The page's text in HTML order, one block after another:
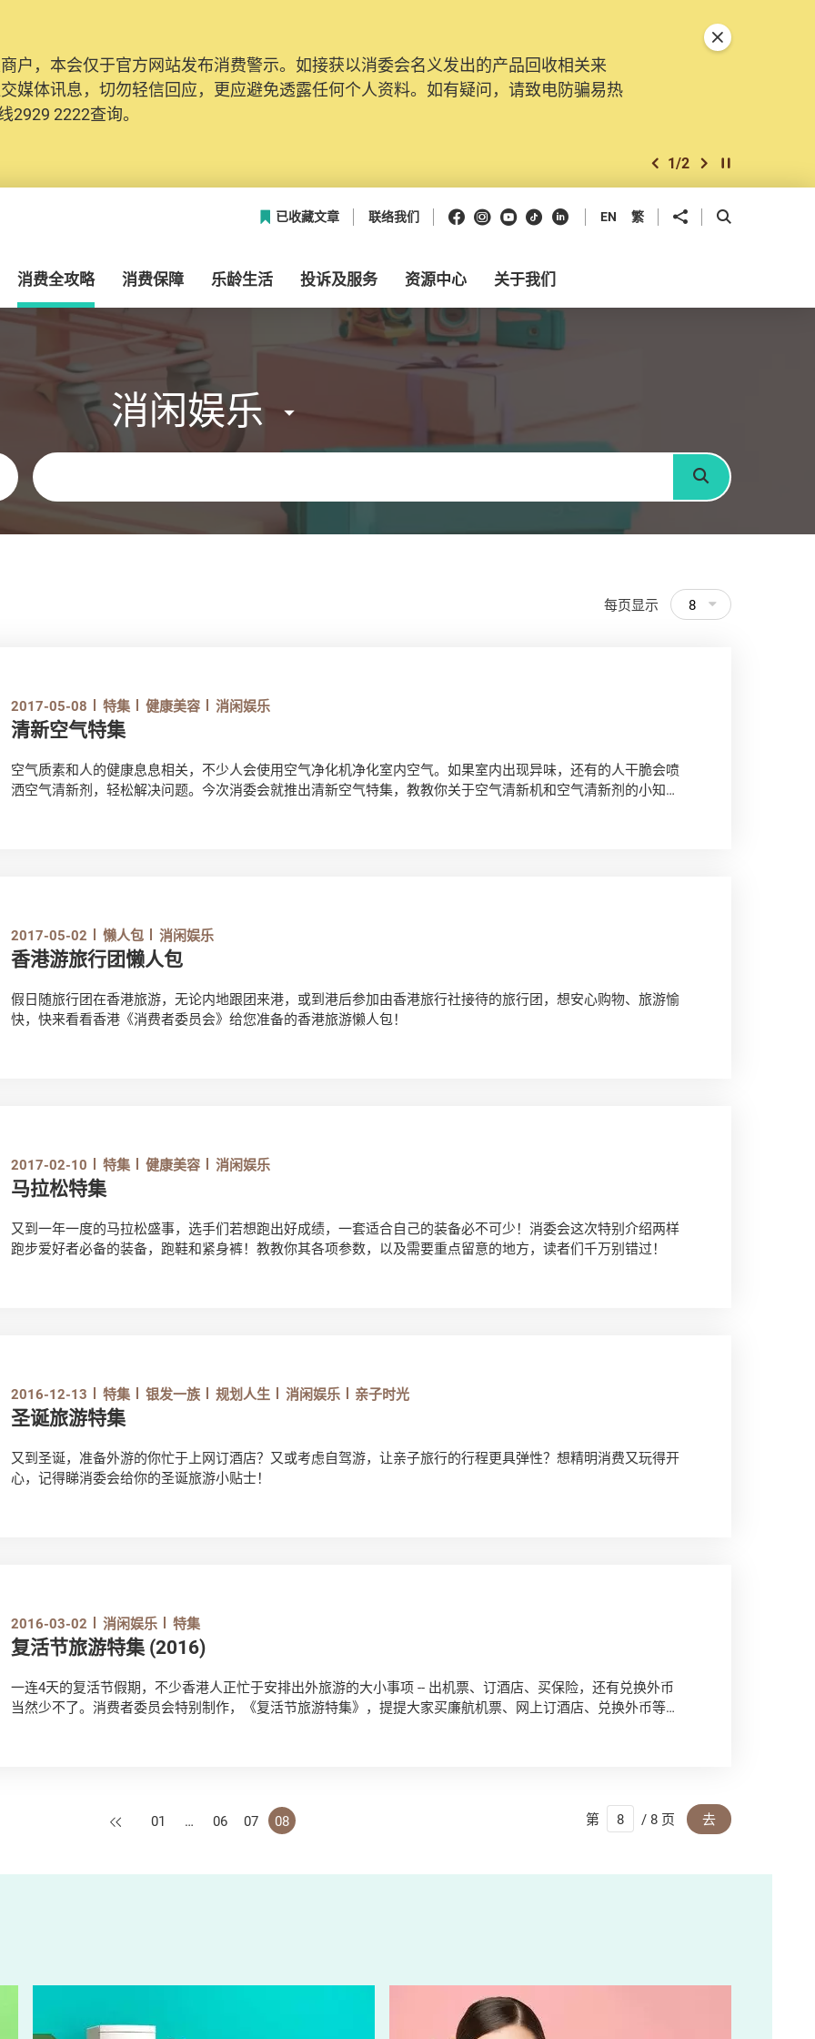
户，本会仅于官方网站发布消费警示。如接获以消委会名义发出的产品回收相关来
媒体讯息，切勿轻信回应，更应避免透露任何个人资料。如有疑问，请致电防骗易热
2929 2222查询。
上一个
1/2 下一个开始/暂停幻灯
关闭特別通告
已收藏文章 联络我们 Facebook
Instagram
Youtube
抖音领英 EN 繁 分享到 开启搜寻框
消费全攻略 消费保障 乐龄生活 投诉及服务 资源中心 关于我们
消闲娱乐
关键字
搜寻
每页显示 8
2017-05-08 特集 健康美容 消闲娱乐
清新空气特集
空气质素和人的健康息息相关，不少人会使用空气净化机净化室内空气。如果室内出现异味，还有的人干脆会喷
洒空气清新剂，轻松解决问题。今次消委会就推出清新空气特集，教教你关于空气清新机和空气清新剂的小知
2017-05-02 懒人包 消闲娱乐
香港游旅行团懒人包
假日随旅行团在香港旅游，无论内地跟团来港，或到港后参加由香港旅行社接待的旅行团，想安心购物、旅游愉
快，快来看看香港《消费者委员会》给您准备的香港旅游懒人包！
2017-02-10 特集 健康美容 消闲娱乐
马拉松特集
又到一年一度的马拉松盛事，选手们若想跑出好成绩，一套适合自己的装备必不可少！消委会这次特别介绍两样
跑步爱好者必备的装备，跑鞋和紧身裤！教教你其各项参数，以及需要重点留意的地方，读者们千万别错过！
2016-12-13 特集 银发一族 规划人生 消闲娱乐 亲子时光
圣诞旅游特集
又到圣诞，准备外游的你忙于上网订酒店？又或考虑自驾游，让亲子旅行的行程更具弹性？想精明消费又玩得开
心，记得睇消委会给你的圣诞旅游小贴士！
2016-03-02 消闲娱乐 特集
复活节旅游特集 (2016)
一连4天的复活节假期，不少香港人正忙于安排出外旅游的大小事项 -- 出机票、订酒店、买保险，还有兑换外币
当然少不了。消费者委员会特别制作，《复活节旅游特集》，提提大家买廉航机票、网上订酒店、兑换外币等的
上一页
01 … 06 07 08 第 / 8 页 去